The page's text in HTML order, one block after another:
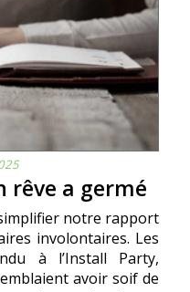
rêve a germé
notre rapport
involontaires. Les
à l’Install Party,
avoir soif de